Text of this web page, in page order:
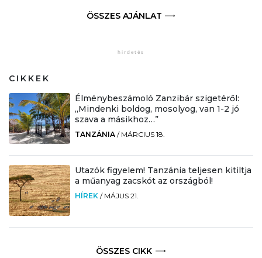
ÖSSZES AJÁNLAT
CIKKEK
Élménybeszámoló Zanzibár szigetéről:
„Mindenki boldog, mosolyog, van 1-2 jó
szava a másikhoz…”
TANZÁNIA / MÁRCIUS 18.
Utazók figyelem! Tanzánia teljesen kitiltja
a műanyag zacskót az országból!
HÍREK / MÁJUS 21.
ÖSSZES CIKK